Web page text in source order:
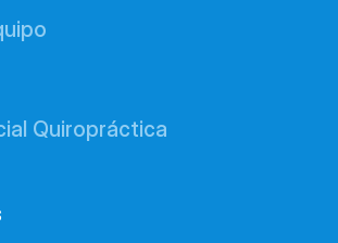
Quiropráctica